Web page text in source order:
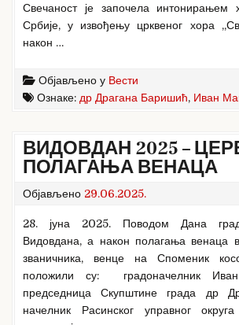
Свечаност је започела интонирањем
Србије, у извођењу црквеног хора
након …
Објављено у Вести
Ознаке: др Драгана Баришић, Иван
ВИДОВДАН 2025 –
ПОЛАГАЊА ВЕНАЦА
Објављено 29.06.2025.
28. јуна 2025. Поводом Дана
Видовдана, а након полагања венаца
званичника, венце на Споменик
положили су: градоначелник
председница Скупштине града др
начелник Расинског управног